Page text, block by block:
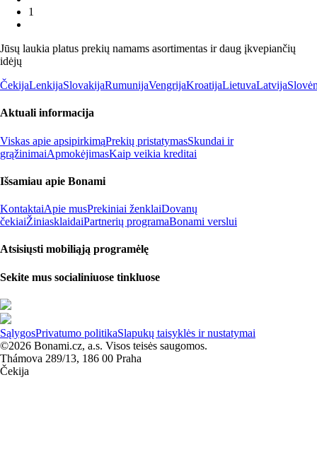
1
Jūsų laukia platus prekių namams asortimentas ir daug įkvepiančių
idėjų
ČekijaLenkijaSlovakijaRumunijaVengrijaKroatijaLietuvaLatvija
Aktuali informacija
Viskas apie apsipirkimąPrekių pristatymasSkundai ir
grąžinimaiApmokėjimasKaip veikia kreditai
Išsamiau apie Bonami
KontaktaiApie musPrekiniai ženklaiDovanų
čekiaiŽiniasklaidaiPartnerių programaBonami verslui
Atsisiųsti mobiliąją programėlę
Sekite mus socialiniuose tinkluose
SąlygosPrivatumo politikaSlapukų taisyklės ir nustatymai
©2026 Bonami.cz, a.s. Visos teisės saugomos.
Thámova 289/13, 186 00 Praha
Čekija